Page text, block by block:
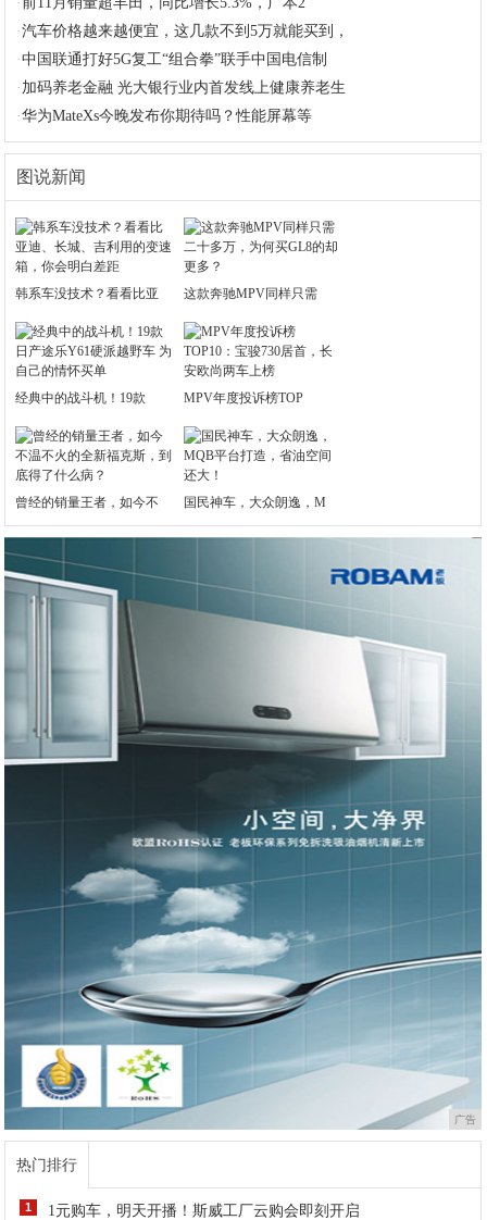
·汽车价格越来越便宜，这几款不到5万就能买到，
·中国联通打好5G复工“组合拳”联手中国电信制
· 加码养老金融 光大银行业内首发线上健康养老生
·华为MateXs今晚发布你期待吗？性能屏幕等
图说新闻
韩系车没技术？看看比亚 这款奔驰MPV同样只需
经典中的战斗机！19款 MPV年度投诉榜TOP
曾经的销量王者，如今不 国民神车，大众朗逸，M
广告
热门排行
1 1元购车，明天开播！斯威工厂云购会即刻开启